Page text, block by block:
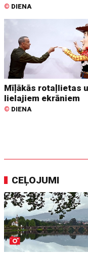
© DIENA
Mīļākās rotaļlietas
lielajiem ekrāniem
© DIENA
CEĻOJUMI